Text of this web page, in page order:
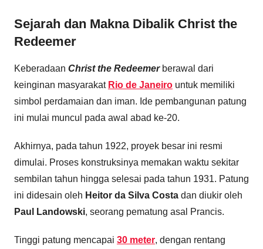
Sejarah dan Makna Dibalik Christ the
Redeemer
Keberadaan Christ the Redeemerberawal dari
keinginan masyarakat Rio de Janeiro untuk memiliki
simbol perdamaian dan iman. Ide pembangunan patung
ini mulai muncul pada awal abad ke-20.
Akhirnya, pada tahun 1922, proyek besar ini resmi
dimulai. Proses konstruksinya memakan waktu sekitar
sembilan tahun hingga selesai pada tahun 1931. Patung
ini didesain oleh Heitor da Silva Costa dan diukir oleh
Paul Landowski, seorang pematung asal Prancis.
Tinggi patung mencapai 30 meter, dengan rentang